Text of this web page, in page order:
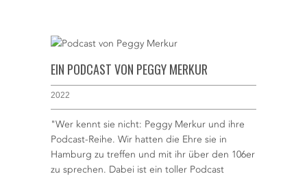
EIN PODCAST VON PEGGY MERKUR
2022
"Wer kennt sie nicht: Peggy Merkur und ihre
Podcast-Reihe. Wir hatten die Ehre sie in
Hamburg zu treffen und mit ihr über den 106er
zu sprechen. Dabei ist ein toller Podcast